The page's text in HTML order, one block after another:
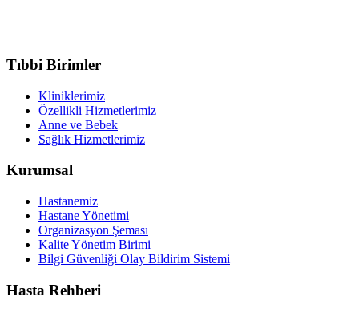
Tıbbi Birimler
Kliniklerimiz
Özellikli Hizmetlerimiz
Anne ve Bebek
Sağlık Hizmetlerimiz
Kurumsal
Hastanemiz
Hastane Yönetimi
Organizasyon Şeması
Kalite Yönetim Birimi
Bilgi Güvenliği Olay Bildirim Sistemi
Hasta Rehberi